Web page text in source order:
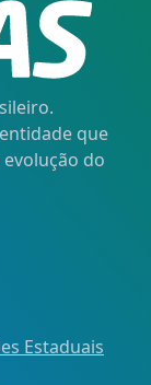
que
do
Estaduais